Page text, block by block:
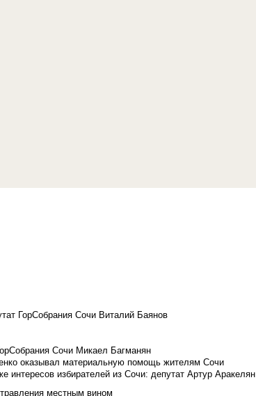
ГорСобрания Сочи Виталий Баянов
Сочи Микаел Багманян
оказывал материальную помощь жителям Сочи
интересов избирателей из Сочи: депутат Артур Аракелян
местным вином